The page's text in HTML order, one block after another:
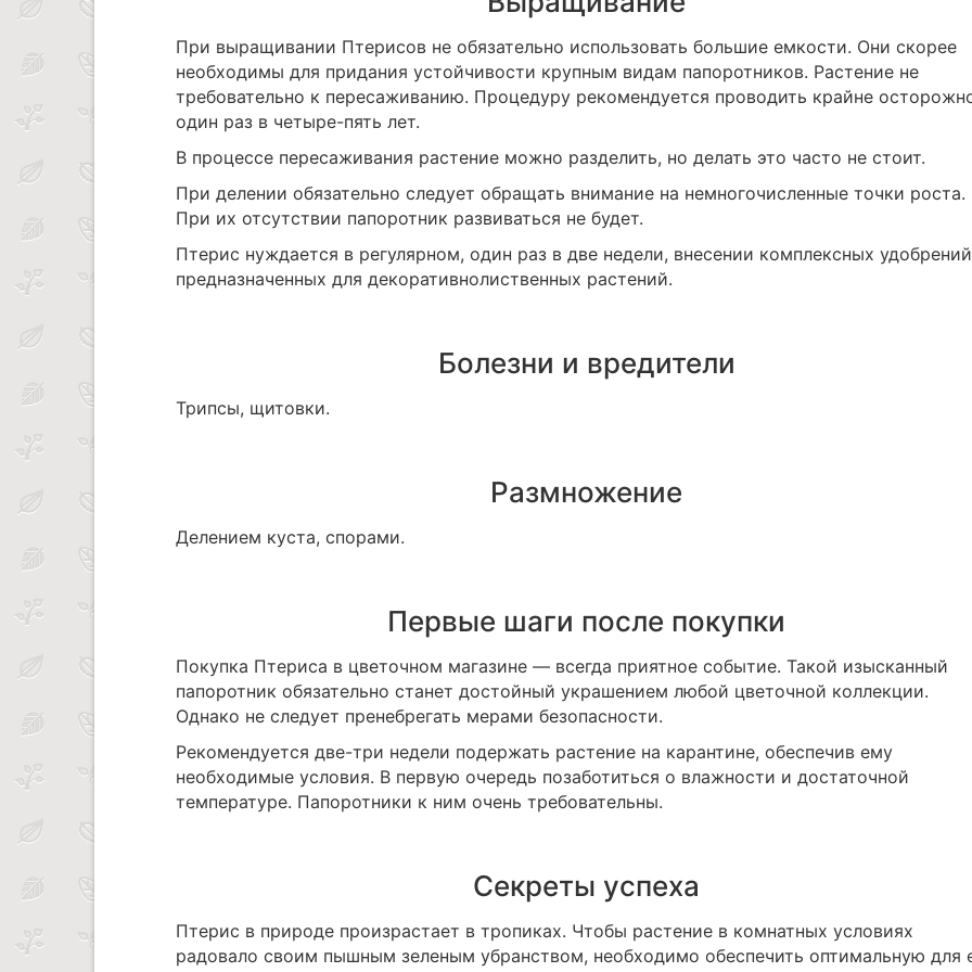
При выращивании Птерисов не обязательно использовать большие емкости. Они скорее
необходимы для придания устойчивости крупным видам папоротников. Растение не
требовательно к пересаживанию. Процедуру рекомендуется проводить крайне
один раз в четыре-пять лет.
В процессе пересаживания растение можно разделить, но делать это часто не стоит.
При делении обязательно следует обращать внимание на немногочисленные точки роста.
При их отсутствии папоротник развиваться не будет.
Птерис нуждается в регулярном, один раз в две недели, внесении комплексных
предназначенных для декоративнолиственных растений.
Болезни и вредители
Трипсы, щитовки.
Размножение
Делением куста, спорами.
Первые шаги после покупки
Покупка Птериса в цветочном магазине — всегда приятное событие. Такой изысканный
папоротник обязательно станет достойный украшением любой цветочной коллекции.
Однако не следует пренебрегать мерами безопасности.
Рекомендуется две-три недели подержать растение на карантине, обеспечив ему
необходимые условия. В первую очередь позаботиться о влажности и достаточной
температуре. Папоротники к ним очень требовательны.
Секреты успеха
Птерис в природе произрастает в тропиках. Чтобы растение в комнатных условиях
радовало своим пышным зеленым убранством, необходимо обеспечить оптимальную для